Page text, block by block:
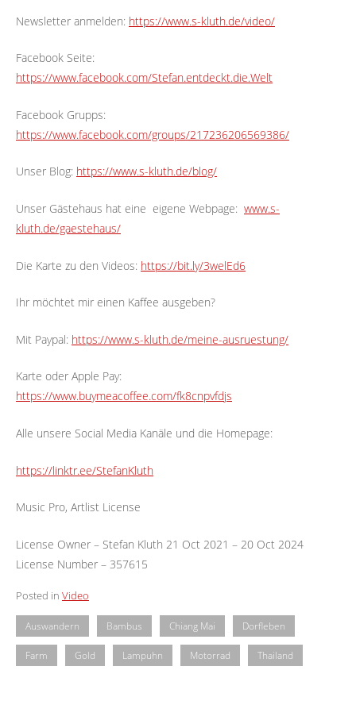
Newsletter anmelden: https://www.s-kluth.de/video/
Facebook Seite:
https://www.facebook.com/Stefan.entdeckt.die.Welt
Facebook Grupps:
https://www.facebook.com/groups/217236206569386/
Unser Blog: https://www.s-kluth.de/blog/
Unser Gästehaus hat eine eigene Webpage: www.s-
kluth.de/gaestehaus/
Die Karte zu den Videos: https://bit.ly/3welEd6
Ihr möchtet mir einen Kaffee ausgeben?
Mit Paypal: https://www.s-kluth.de/meine-ausruestung/
Karte oder Apple Pay:
https://www.buymeacoffee.com/fk8cnpvfdjs
Alle unsere Social Media Kanäle und die Homepage:
https://linktr.ee/StefanKluth
Music Pro, Artlist License
License Owner – Stefan Kluth 21 Oct 2021 – 20 Oct 2024
License Number – 357615
Posted in Video
Auswandern Bambus Chiang Mai Dorfleben
Farm Gold Lampuhn Motorrad Thailand